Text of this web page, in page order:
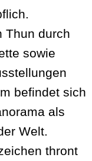
Thun durch
sowie
befindet sich
als
Welt.
thront